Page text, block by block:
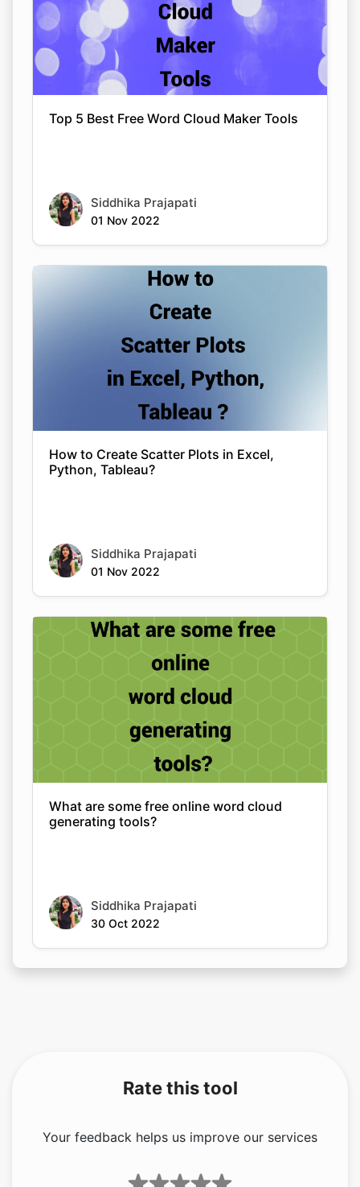
Top 5 Best Free Word Cloud Maker Tools
Siddhika Prajapati
01 Nov 2022
How to Create Scatter Plots in Excel,
Python, Tableau?
Siddhika Prajapati
01 Nov 2022
What are some free online word cloud
generating tools?
Siddhika Prajapati
30 Oct 2022
Rate this tool
Your feedback helps us improve our services